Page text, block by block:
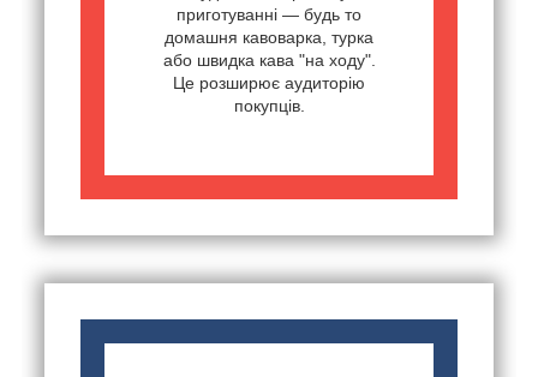
приготуванні — будь то
домашня кавоварка, турка
або швидка кава "на ходу".
Це розширює аудиторію
покупців.